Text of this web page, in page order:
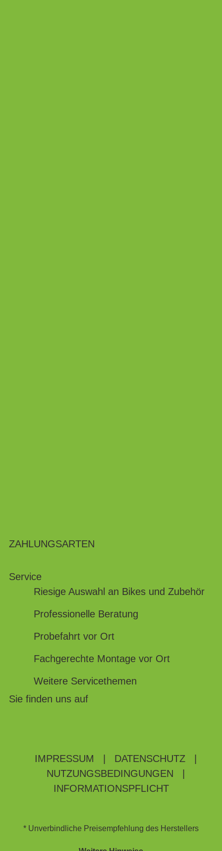
ZAHLUNGSARTEN
Service
Riesige Auswahl an Bikes und Zubehör
Professionelle Beratung
Probefahrt vor Ort
Fachgerechte Montage vor Ort
Weitere Servicethemen
Sie finden uns auf
IMPRESSUM DATENSCHUTZ
NUTZUNGSBEDINGUNGEN
INFORMATIONSPFLICHT
* Unverbindliche Preisempfehlung des Herstellers